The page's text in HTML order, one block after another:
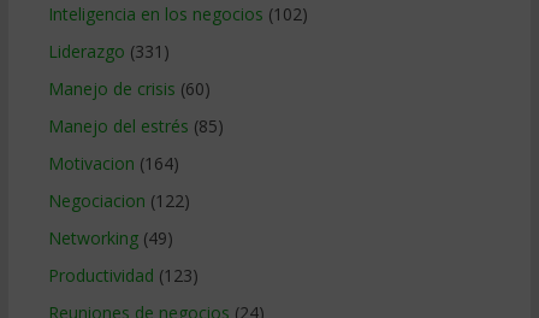
Inteligencia en los negocios (102)
Liderazgo (331)
Manejo de crisis (60)
Manejo del estrés (85)
Motivacion (164)
Negociacion (122)
Networking(49)
Productividad (123)
Reuniones de negocios (24)